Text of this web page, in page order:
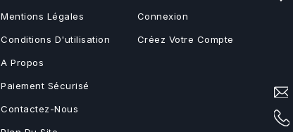
Mentions Légales
Conditions D'utilisation
A Propos
Paiement Sécurisé
Contactez-Nous
Connexion
Créez Votre Compte